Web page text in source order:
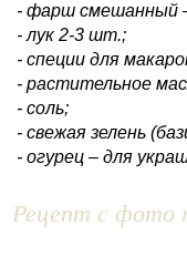
- фарш смешанный –
- лук 2-3 шт.;
- специи для
- растительное
- соль;
- свежая зелень
- огурец – для
Рецепт с фото